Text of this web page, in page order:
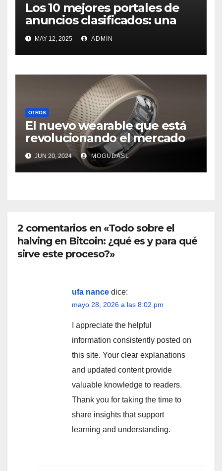
Los 10 mejores portales de
anuncios clasificados: una
mirada innovadora al
mercado digital
MAY 12, 2025 ADMIN
OTROS
El nuevo wearable que está
revolucionando el mercado
JUN 20, 2024 MOGUDASL
2 comentarios en «Todo sobre el
halving en Bitcoin: ¿qué es y para qué
sirve este proceso?»
ufa nance dice:
mayo 28, 2026 a las 8:02 pm
I appreciate the helpful
information consistently posted on
this site. Your clear explanations
and updated content provide
valuable knowledge to readers.
Thank you for taking the time to
share insights that support
learning and understanding.